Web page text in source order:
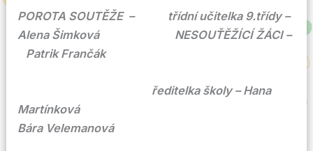
POROTA SOUTĚŽE – třídní učitelka 9.třídy –
Alena Šimková NESOUŤĚŽÍCÍ ŽÁCI –
Patrik Frančák
ředitelka školy – Hana
Martínková
Bára Velemanová